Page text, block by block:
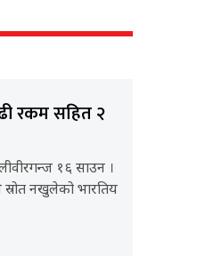
रकम सहित २
१६ साउन ।
स्रोत नखुलेको भारतिय